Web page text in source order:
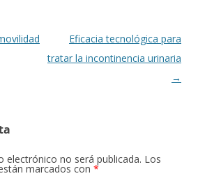
Eficacia tecnológica para
tratar la incontinencia urinaria
→
electrónico no será publicada. Los
marcados con *